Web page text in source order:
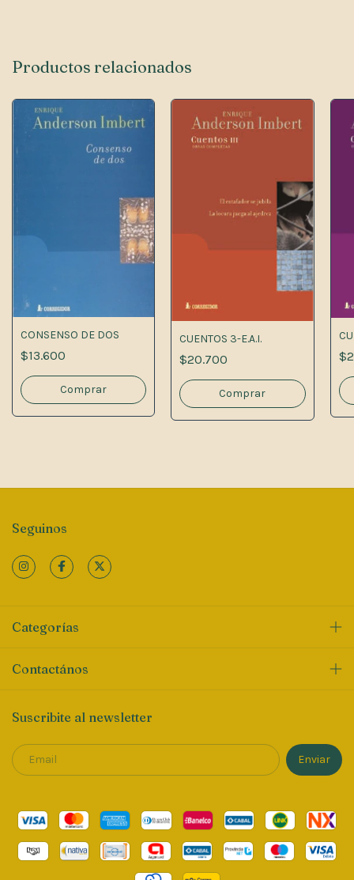
Productos relacionados
CONSENSO DE DOS
$13.600
CUENTOS 3-E.A.I.
$20.700
Seguinos
Categorías
Contactános
Suscribite al newsletter